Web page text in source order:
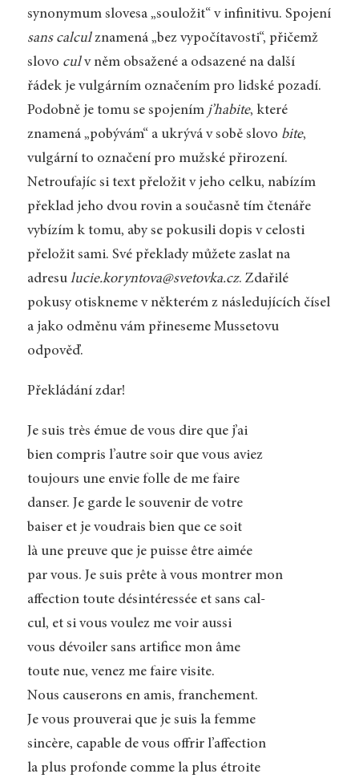
synonymum slovesa „souložit“ v infinitivu. Spojení
sans calculznamená „bez vypočítavosti“, přičemž
slovo culv něm obsažené a odsazené na další
řádek je vulgárním označením pro lidské pozadí.
Podobně je tomu se spojením j’habite, které
znamená „pobývám“ a ukrývá v sobě slovo bite,
vulgární to označení pro mužské přirození.
Netroufajíc si text přeložit v jeho celku, nabízím
překlad jeho dvou rovin a současně tím čtenáře
vybízím k tomu, aby se pokusili dopis v celosti
přeložit sami. Své překlady můžete zaslat na
adresu lucie.koryntova@svetovka.cz. Zdařilé
pokusy otiskneme v některém z následujících čísel
a jako odměnu vám přineseme Mussetovu
odpověď.
Překládání zdar!
Je suis très émue de vous dire que j’ai
bien compris l’autre soir que vous aviez
toujours une envie folle de me faire
danser. Je garde le souvenir de votre
baiser et je voudrais bien que ce soit
là une preuve que je puisse être aimée
par vous. Je suis prête à vous montrer mon
affection toute désintéressée et sans cal-
cul, et si vous voulez me voir aussi
vous dévoiler sans artifice mon âme
toute nue, venez me faire visite.
Nous causerons en amis, franchement.
Je vous prouverai que je suis la femme
sincère, capable de vous offrir l’affection
la plus profonde comme la plus étroite